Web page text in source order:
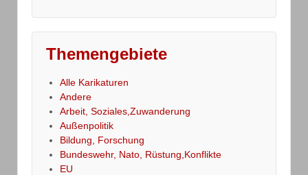
Themengebiete
Alle Karikaturen
Andere
Arbeit, Soziales,Zuwanderung
Außenpolitik
Bildung, Forschung
Bundeswehr, Nato, Rüstung,Konflikte
EU